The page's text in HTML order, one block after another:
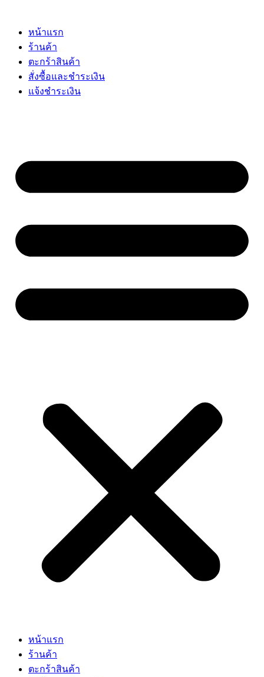
contentหน้าแรก
ร้านค้า
ตะกร้าสินค้า
สั่งซื้อและชำระเงิน
แจ้งชำระเงิน
หน้าแรก
ร้านค้า
ตะกร้าสินค้า